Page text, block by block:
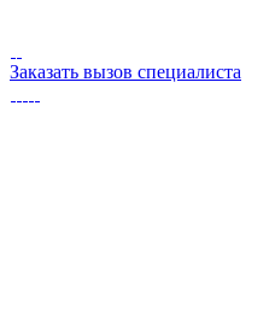
Заказать вызов специалиста